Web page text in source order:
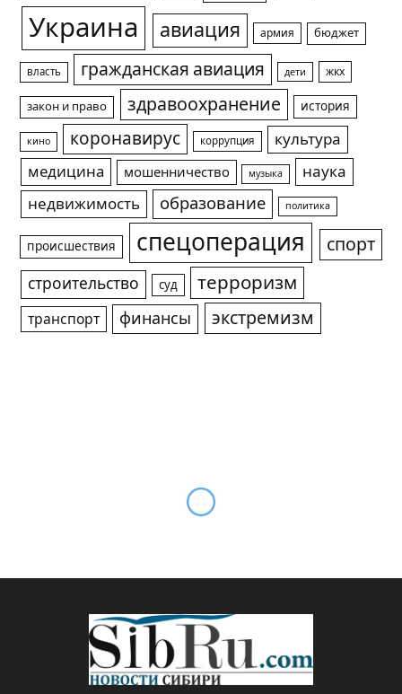
Украина авиация армия бюджет
власть гражданская авиация дети жкх
закон и право здравоохранение история
кино коронавирус коррупция
культура
медицина
мошенничество музыка
наука
недвижимость
образование политика
происшествия спецоперация спорт
строительство суд терроризм
транспорт финансы экстремизм
участников СВО прошли
реабилитацию по
губернаторскому проекту
25.04.2025 ЗДРАВООХРАНЕНИЕ